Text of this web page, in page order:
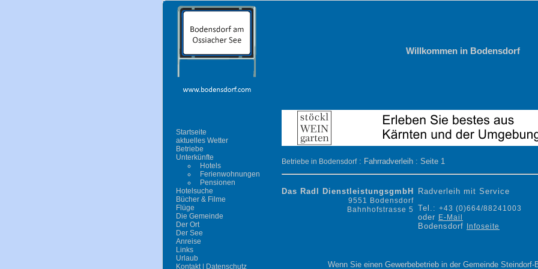
Willkommen in Bodensdorf
Startseite
aktuelles Wetter
Betriebe
Unterkünfte
Hotels
Ferienwohnungen
Pensionen
Hotelsuche
Bücher & Filme
Flüge
Die Gemeinde
Der Ort
Der See
Anreise
Links
Urlaub
Kontakt | Datenschutz
Betriebe in Bodensdorf: Fahrradverleih : Seite 1
Das Radl DienstleistungsgmbH
9551 Bodensdorf
Bahnhofstrasse 5
Radverleih mit Service
Tel.: +43 (0)664/88241003
oder E-Mail
Bodensdorf Infoseite
Wenn Sie einen Gewerbebetrieb in der Gemeinde Steindorf-